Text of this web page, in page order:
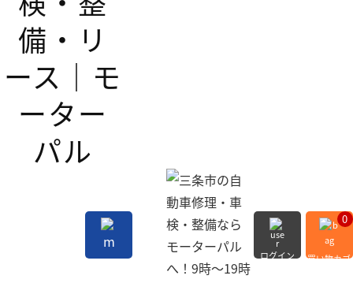
ログイン
0
買い物カゴ